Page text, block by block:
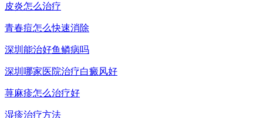
皮炎怎么治疗
青春痘怎么快速消除
深圳能治好鱼鳞病吗
深圳哪家医院治疗白癜风好
荨麻疹怎么治疗好
湿疹治疗方法